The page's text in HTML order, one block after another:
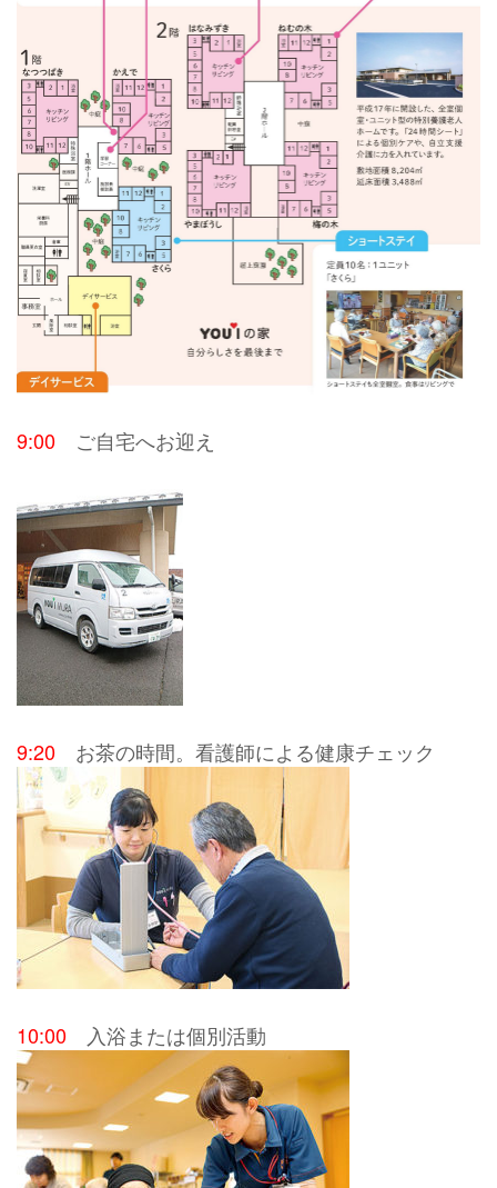
9:00 ご自宅へお迎え
9:20 お茶の時間。看護師による健康チェック
10:00 入浴または個別活動